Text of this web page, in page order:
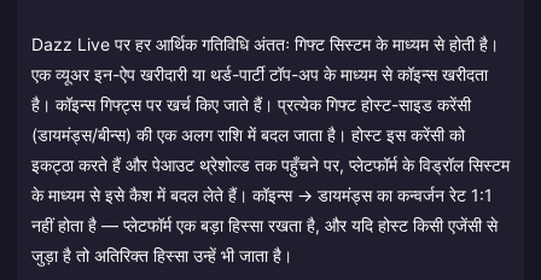
Dazz Live पर हर आर्थिक गतिविधि अंततः गिफ्ट सिस्टम के माध्यम से होती है।
एक व्यूअर इन-ऐप खरीदारी या थर्ड-पार्टी टॉप-अप के माध्यम से कॉइन्स खरीदता
है। कॉइन्स गिफ्ट्स पर खर्च किए जाते हैं। प्रत्येक गिफ्ट होस्ट-साइड करेंसी
(डायमंड्स/बीन्स) की एक अलग राशि में बदल जाता है। होस्ट इस करेंसी को
इकट्ठा करते हैं और पेआउट थ्रेशोल्ड तक पहुँचने पर, प्लेटफॉर्म के विड्रॉल सिस्टम
के माध्यम से इसे कैश में बदल लेते हैं। कॉइन्स → डायमंड्स का कन्वर्जन रेट 1:1
नहीं होता है — प्लेटफॉर्म एक बड़ा हिस्सा रखता है, और यदि होस्ट किसी एजेंसी से
जुड़ा है तो अतिरिक्त हिस्सा उन्हें भी जाता है।